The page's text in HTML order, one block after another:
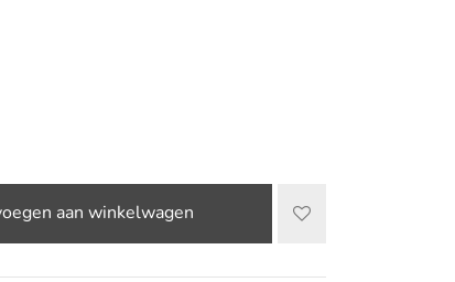
aan winkelwagen